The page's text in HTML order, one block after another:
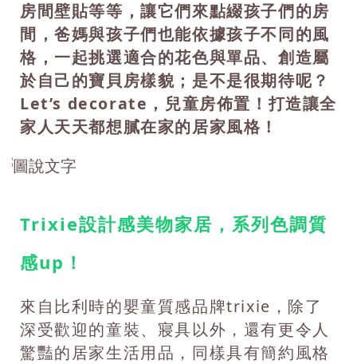
房間壁貼等等，讓它們來點綴孩子們的房
間，爸媽與孩子們也能依據孩子不同的風
格，一起挑選適合的花色與單品、創造屬
於自己的寶貝房樣貌；是不是很期待呢？
Let’s decorate，兒童房佈置！打造讓全
家人天天都想膩在家的居家風格！
Trixie設計感美物家居，系列色調質
感up！
來自比利時的嬰童質感品牌trixie，除了
深受歡迎的童裝、寢具以外，還有更令人
驚豔的居家生活用品，同樣具有簡約風格